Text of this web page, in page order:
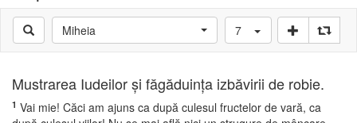
Miheia 7
Mustrarea Iudeilor şi făgăduinţa izbăvirii de robie.
1 Vai mie! Căci am ajuns ca după culesul fructelor de vară, ca